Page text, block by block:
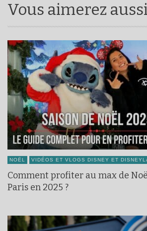
Vous aimerez aussi
NOËL VIDÉOS ET VLOGS DISNEY ET
Comment profiter au max de
Paris en 2025 ?